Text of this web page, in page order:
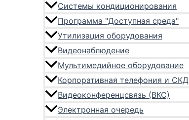
Системы кондиционирования
Программа "Доступная среда"
Утилизация оборудования
Видеонаблюдение
Мультимедийное оборудование
Корпоративная телефония и СКД
Видеоконференцсвязь (ВКС)
Электронная очередь